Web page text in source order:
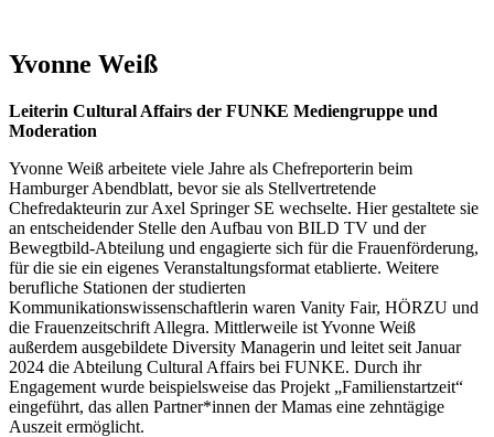
Yvonne Weiß
Leiterin Cultural Affairs der FUNKE Mediengruppe und
Moderation
Yvonne Weiß arbeitete viele Jahre als Chefreporterin beim
Hamburger Abendblatt, bevor sie als Stellvertretende
Chefredakteurin zur Axel Springer SE wechselte. Hier gestaltete sie
an entscheidender Stelle den Aufbau von BILD TV und der
Bewegtbild-Abteilung und engagierte sich für die Frauenförderung,
für die sie ein eigenes Veranstaltungsformat etablierte. Weitere
berufliche Stationen der studierten
Kommunikationswissenschaftlerin waren Vanity Fair, HÖRZU und
die Frauenzeitschrift Allegra. Mittlerweile ist Yvonne Weiß
außerdem ausgebildete Diversity Managerin und leitet seit Januar
2024 die Abteilung Cultural Affairs bei FUNKE. Durch ihr
Engagement wurde beispielsweise das Projekt „Familienstartzeit“
eingeführt, das allen Partner*innen der Mamas eine zehntägige
Auszeit ermöglicht.